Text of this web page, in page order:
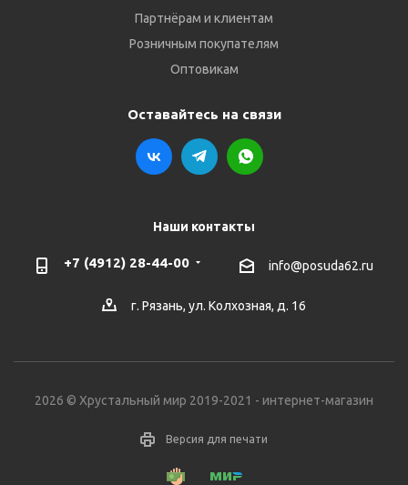
Партнёрам и клиентам
Розничным покупателям
Оптовикам
Оставайтесь на связи
Наши контакты
+7 (4912) 28-44-00 info@posuda62.ru
г. Рязань, ул. Колхозная, д. 16
2026 © Хрустальный мир 2019-2021 - интернет-магазин
Версия для печати